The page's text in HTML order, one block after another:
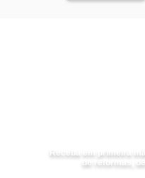
Receba em primeira
de reformas,